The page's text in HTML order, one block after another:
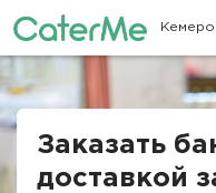
Строка
Заказать
доставкой